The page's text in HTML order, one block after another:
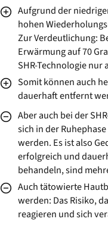
Aufgrund der
hohen
Zur Verdeutlichung:
Erwärmung auf 70
SHR-Technologie
Somit können auch
dauerhaft entfernt
Aber auch bei der
sich in der
werden. Es ist also
erfolgreich und
behandeln, sind
Auch tätowierte
werden: Das Risiko,
reagieren und sich